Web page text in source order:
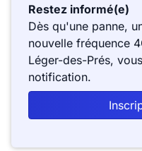
Restez informé(e)
Dès qu'une panne,
nouvelle fréquence
Léger-des-Prés,
notification.